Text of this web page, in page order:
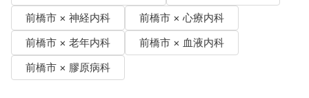
前橋市 × 神経内科
前橋市 × 心療内科
前橋市 × 老年内科
前橋市 × 血液内科
前橋市 × 膠原病科